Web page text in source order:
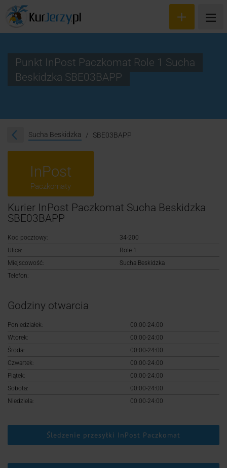
Śledzenie przesyłki
Rejestracja
Punkt InPost Paczkomat Role 1 Sucha
Beskidzka SBE03BAPP
Sucha Beskidzka SBE03BAPP
InPost
Paczkomaty
Kurier InPost Paczkomat Sucha Beskidzka
SBE03BAPP
Kod pocztowy:
34-200
Ulica:
Role 1
Miejscowość:
Sucha Beskidzka
Telefon:
Godziny otwarcia
Poniedziałek:
00:00-24:00
Wtorek:
00:00-24:00
Środa:
00:00-24:00
Czwartek:
00:00-24:00
Piątek:
00:00-24:00
Sobota:
00:00-24:00
Niedziela:
00:00-24:00
Śledzenie przesyłki InPost Paczkomat